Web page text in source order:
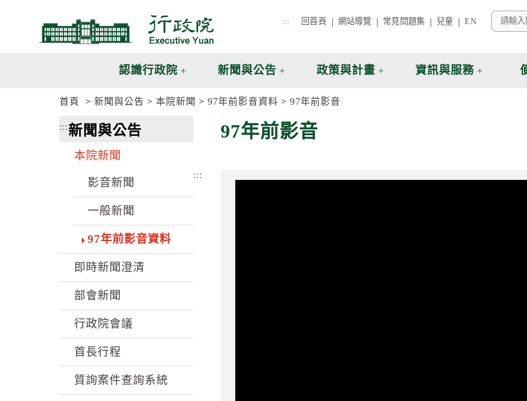
::: 回首頁 網站導覽 常見問題集 兒童 EN
認識行政院 新聞與公告 政策與計畫 資訊與服務
首頁 新聞與公告 本院新聞 97年前影音資料 97年前影音
:::新聞與公告
本院新聞
影音新聞
一般新聞
97年前影音資料
即時新聞澄清
部會新聞
行政院會議
首長行程
質詢案件查詢系統
97年前影音
:::